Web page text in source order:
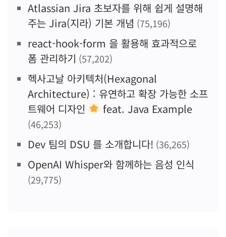
Atlassian Jira 초보자를 위해 쉽게 설명해
주는 Jira(지라) 기본 개념 (75,196)
react-hook-form 을 활용해 효과적으로
폼 관리하기 (57,202)
헥사고날 아키텍처(Hexagonal
Architecture) : 유연하고 확장 가능한 소프
트웨어 디자인
feat. Java Example
(46,253)
Dev 팀의 DSU 를 소개합니다! (36,265)
OpenAI Whisper와 함께하는 음성 인식
(29,775)